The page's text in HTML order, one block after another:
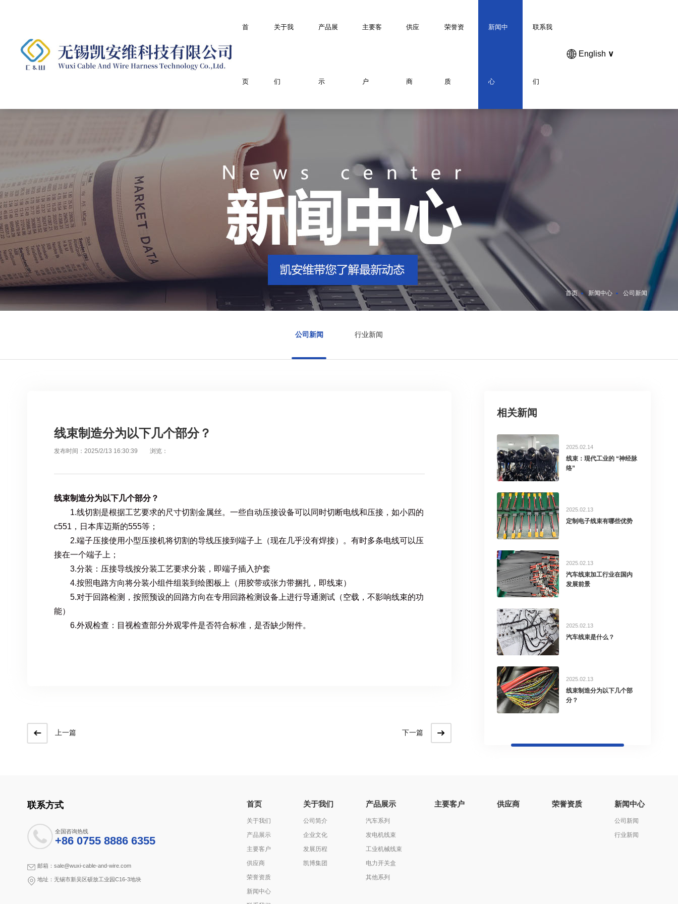
首
页
关于我
们
产品展
示
主要客
户
供应
商
荣誉资
质
新闻中
心
联系我
们
English ∨
首页 新闻中心 公司新闻
公司新闻 行业新闻
线束制造分为以下几个部分？
发布时间：2025/2/13 16:30:39 浏览：
线束制造分为以下几个部分？
1.线切割是根据工艺要求的尺寸切割金属丝。一些自动压接设备可以同时切断电线和压接，如小四的
c551，日本库迈斯的555等；
2.端子压接使用小型压接机将切割的导线压接到端子上（现在几乎没有焊接）。有时多条电线可以压
接在一个端子上；
3.分装：压接导线按分装工艺要求分装，即端子插入护套
4.按照电路方向将分装小组件组装到绘图板上（用胶带或张力带捆扎，即线束）
5.对于回路检测，按照预设的回路方向在专用回路检测设备上进行导通测试（空载，不影响线束的功
能）
6.外观检查：目视检查部分外观零件是否符合标准，是否缺少附件。
上一篇 下一篇
相关新闻
2025.02.14
线束：现代工业的 “神经脉
络”
2025.02.13
定制电子线束有哪些优势
2025.02.13
汽车线束加工行业在国内
发展前景
2025.02.13
汽车线束是什么？
2025.02.13
线束制造分为以下几个部
分？
联系方式
全国咨询热线
+86 0755 8886 6355
邮箱：sale@wuxi-cable-and-wire.com
地址：无锡市新吴区硕放工业园C16-3地块
首页
关于我们
产品展示
主要客户
供应商
荣誉资质
新闻中心
关于我们
公司简介
企业文化
发展历程
凯博集团
产品展示
汽车系列
发电机线束
工业机械线束
电力开关盒
其他系列
主要客户 供应商 荣誉资质 新闻中心
公司新闻
行业新闻